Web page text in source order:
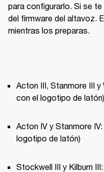
para configurarlo. Si se
del firmware del altavoz.
mientras los preparas.
Acton III, Stanmore III y
con el logotipo de latón)
Acton IV y Stanmore
logotipo de latón)
Stockwell III y Kilburn